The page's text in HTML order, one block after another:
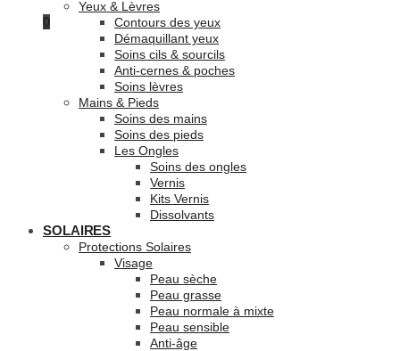
0
Yeux & Lèvres
Contours des yeux
Démaquillant yeux
Soins cils & sourcils
Anti-cernes & poches
Soins lèvres
Mains & Pieds
Soins des mains
Soins des pieds
Les Ongles
Soins des ongles
Vernis
Kits Vernis
Dissolvants
SOLAIRES
Protections Solaires
Visage
Peau sèche
Peau grasse
Peau normale à mixte
Peau sensible
Anti-âge